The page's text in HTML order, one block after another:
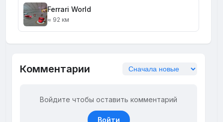
Ferrari World
≈ 92 км
Комментарии
Войдите чтобы оставить комментарий
Войти